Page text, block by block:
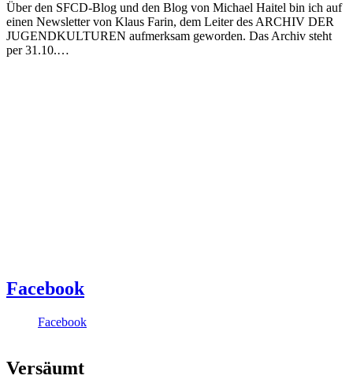
Über den SFCD-Blog und den Blog von Michael Haitel bin ich auf
einen Newsletter von Klaus Farin, dem Leiter des ARCHIV DER
JUGENDKULTUREN aufmerksam geworden. Das Archiv steht
per 31.10.…
Facebook
Facebook
Versäumt